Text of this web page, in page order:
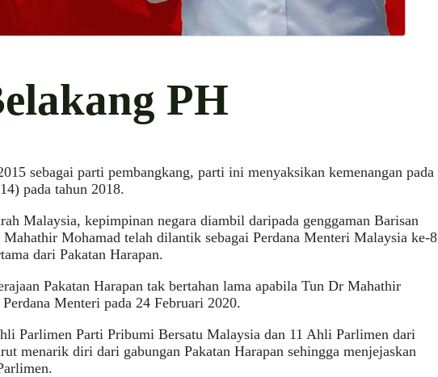
PH
sebagai parti pembangkang, parti ini menyaksikan kemenangan pada
pada tahun 2018.
Malaysia, kepimpinan negara diambil daripada genggaman Barisan
Mohamad telah dilantik sebagai Perdana Menteri Malaysia ke-8
dari Pakatan Harapan.
Pakatan Harapan tak bertahan lama apabila Tun Dr Mahathir
Menteri pada 24 Februari 2020.
Parlimen Parti Pribumi Bersatu Malaysia dan 11 Ahli Parlimen dari
menarik diri dari gabungan Pakatan Harapan sehingga menjejaskan